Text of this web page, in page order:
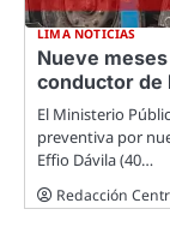
LIMA NOTICIAS
Nueve
conductor de
El Ministerio
preventiva por
Effio Dávila (40…
Redacción